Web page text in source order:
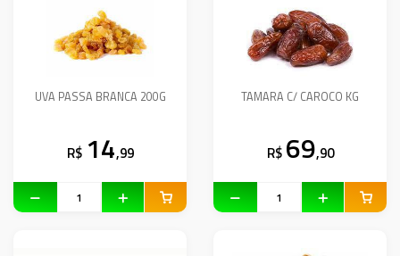
UVA PASSA BRANCA 200G
R$ 14,99
TAMARA C/ CAROCO KG
R$ 69,90